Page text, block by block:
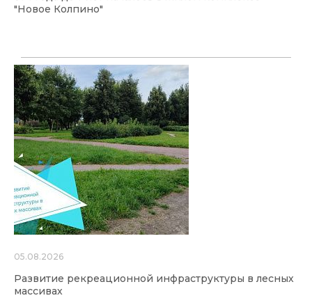
"Новое Колпино"
05.08.2026
Развитие рекреационной инфраструктуры в лесных
массивах